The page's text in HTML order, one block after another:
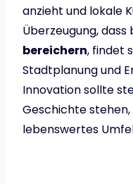
anzieht und lokale
Überzeugung, dass
bereichern, findet
Stadtplanung und
Innovation sollte
Geschichte
lebenswertes